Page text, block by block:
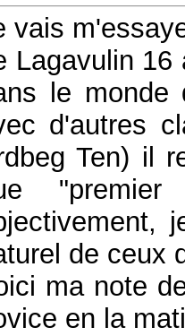
vais
Lagavulin
le
d'autres
Ten) il
de ceux
ma note
en la